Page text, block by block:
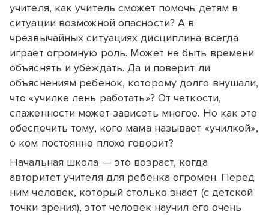
учителя, как учитель сможет помочь детям в
ситуации возможной опасности? А в
чрезвычайных ситуациях дисциплина всегда
играет огромную роль. Может не быть времени
объяснять и убеждать. Да и поверит ли
объяснениям ребенок, которому долго внушали,
что «училке лень работать»? От четкости,
слаженности может зависеть многое. Но как это
обеспечить тому, кого мама называет «училкой»,
о ком постоянно плохо говорит?
Начальная школа — это возраст, когда
авторитет учителя для ребенка огромен. Перед
ним человек, который столько знает (с детской
точки зрения), этот человек научил его очень